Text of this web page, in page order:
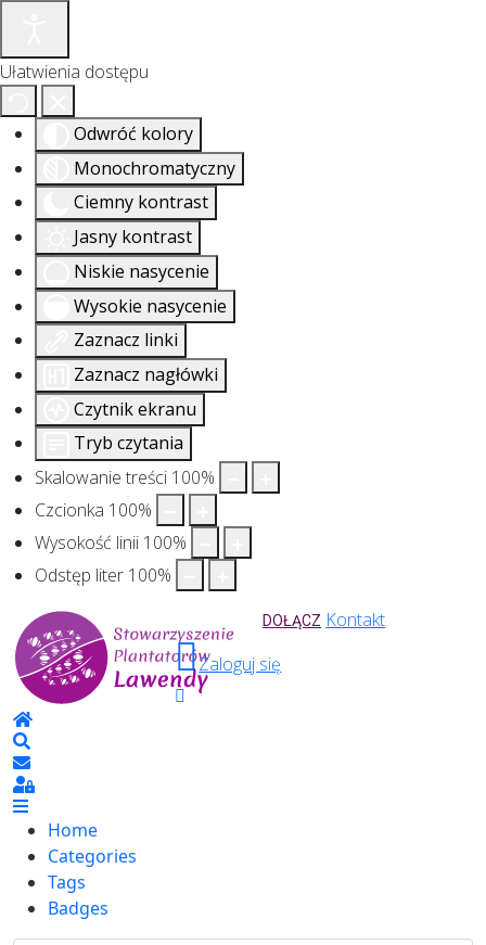
Ułatwienia dostępu
Odwróć kolory
Monochromatyczny
Ciemny kontrast
Jasny kontrast
Niskie nasycenie
Wysokie nasycenie
Zaznacz linki
Zaznacz nagłówki
Czytnik ekranu
Tryb czytania
Skalowanie treści 100%
Czcionka 100%
Wysokość linii 100%
Odstęp liter 100%
DOŁĄCZ Kontakt
Zaloguj się
Home
Sign In
Home
Categories
Tags
Badges